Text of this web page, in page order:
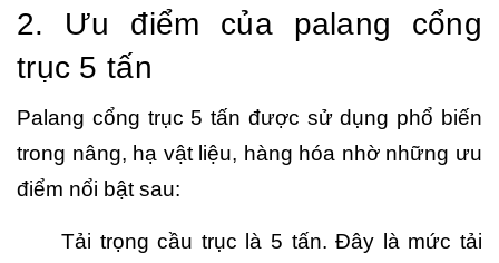
2. Ưu điểm của palang cổng
trục 5 tấn
Palang cổng trục 5 tấn được sử dụng phổ biến
trong nâng, hạ vật liệu, hàng hóa nhờ những ưu
điểm nổi bật sau:
Tải trọng cầu trục là 5 tấn. Đây là mức tải